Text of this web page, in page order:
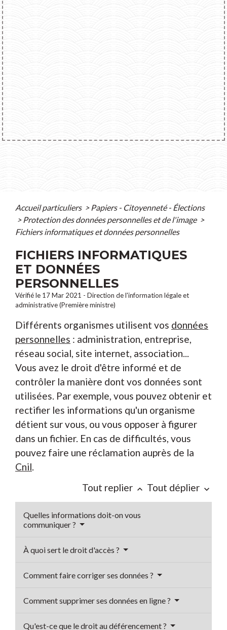
Accueil particuliers > Papiers - Citoyenneté - Élections
> Protection des données personnelles et de l'image >
Fichiers informatiques et données personnelles
FICHIERS INFORMATIQUES
ET DONNÉES
PERSONNELLES
Vérifié le 17 Mar 2021 - Direction de l'information légale et
administrative (Première ministre)
Différents organismes utilisent vos données
personnelles : administration, entreprise,
réseau social, site internet, association...
Vous avez le droit d'être informé et de
contrôler la manière dont vos données sont
utilisées. Par exemple, vous pouvez obtenir et
rectifier les informations qu'un organisme
détient sur vous, ou vous opposer à figurer
dans un fichier. En cas de difficultés, vous
pouvez faire une réclamation auprès de la
Cnil.
Tout replier keyboard_arrow_up Tout déplier keyboard_arrow_down
Quelles informations doit-on vous
communiquer ?
À quoi sert le droit d'accès ?
Comment faire corriger ses données ?
Comment supprimer ses données en ligne ?
Qu'est-ce que le droit au déférencement ?